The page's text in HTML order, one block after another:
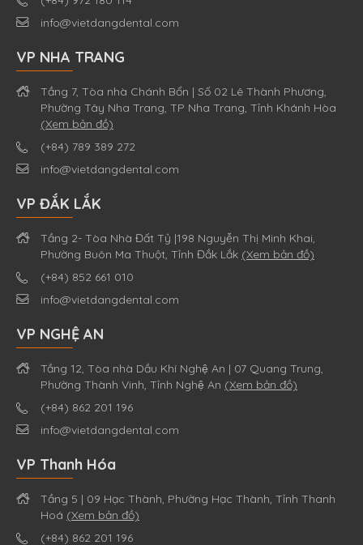
info@vietdangdental.com
VP NHA TRANG
Tầng 7, Tòa nhà Chánh Bổn | Số 02 Lê Thành Phương,
Phường Tây Nha Trang, TP Nha Trang, Tỉnh Khánh Hòa
(Xem bản đồ)
(+84) 789 389 272
info@vietdangdental.com
VP ĐẮK LẮK
Tầng 2- Tòa Nhà Đất Tỷ |198 Nguyễn Thị Minh Khai,
Phường Buôn Ma Thuột, Tỉnh Đắk Lắk (Xem bản đồ)
(+84) 852 661 010
info@vietdangdental.com
VP NGHỆ AN
Tầng 12, Tòa nhà Dầu Khí Nghệ An | 07 Quang Trung,
Phường Thành Vinh, Tỉnh Nghệ An (Xem bản đồ)
(+84) 862 201 196
info@vietdangdental.com
VP Thanh Hóa
Tầng 5 | 09 Hạc Thành, Phường Hạc Thành, Tỉnh Thanh
Hoá (Xem bản đồ)
(+84) 862 201 196